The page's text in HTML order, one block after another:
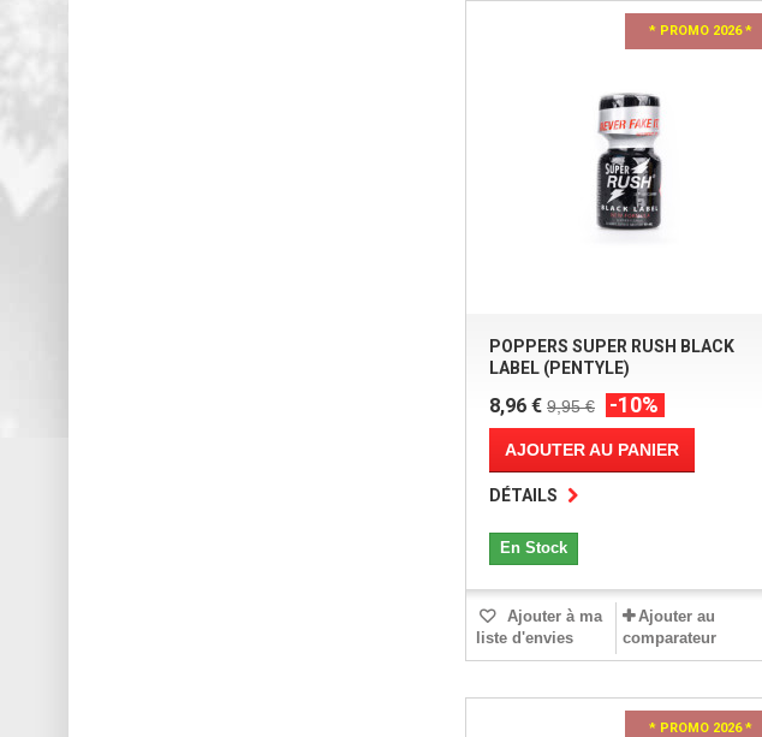
* PROMO 2026 *
POPPERS SUPER RUSH BLACK
LABEL (PENTYLE)
8,96 € 9,95 € -10%
AJOUTER AU PANIER
DÉTAILS
En Stock
Ajouter à ma
liste d'envies
Ajouter au
comparateur
* PROMO 2026 *